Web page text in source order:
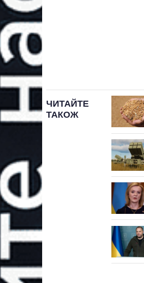
ЧИТАЙТЕ
ТАКОЖ